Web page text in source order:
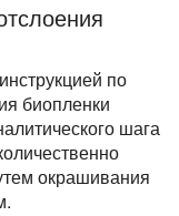
по
биопленки
шага
окрашивания